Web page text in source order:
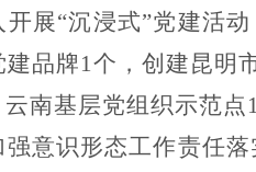
开展“沉浸式”党建活
建品牌1 个，创建昆明
云南基层党组织示范点
意识形态工作责任